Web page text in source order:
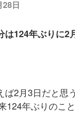
28日
は124年ぶりに2
ば2月3日だと思
124年ぶりのこと